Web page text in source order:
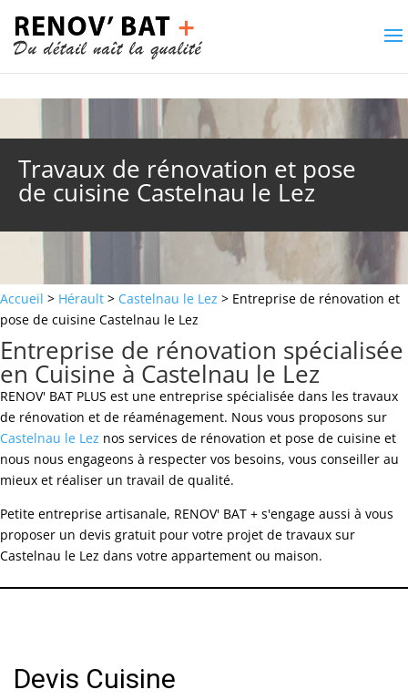
Travaux de rénovation et pose
de cuisine Castelnau le Lez
Accueil > Hérault > Castelnau le Lez > Entreprise de rénovation et
pose de cuisine Castelnau le Lez
Entreprise de rénovation spécialisée
en Cuisine à Castelnau le Lez
RENOV' BAT PLUS est une entreprise spécialisée dans les travaux
de rénovation et de réaménagement. Nous vous proposons sur
Castelnau le Lez nos services de rénovation et pose de cuisine et
nous nous engageons à respecter vos besoins, vous conseiller au
mieux et réaliser un travail de qualité.
Petite entreprise artisanale, RENOV' BAT + s'engage aussi à vous
proposer un devis gratuit pour votre projet de travaux sur
Castelnau le Lez dans votre appartement ou maison.
Devis Cuisine